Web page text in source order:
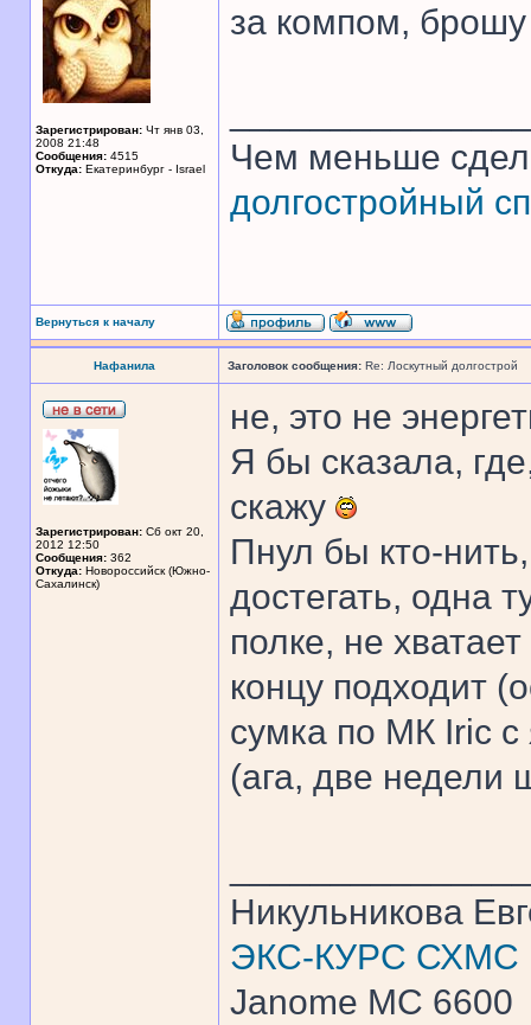
Зарегистрирован: Чт янв 03,
2008 21:48
Сообщения: 4515
Откуда: Екатеринбург - Israel
за компом,
Чем меньше
долгостройный
Вернуться к началу
Нафанила Заголовок сообщения: Re: Лоскутный долгострой
Зарегистрирован: Сб окт 20,
2012 12:50
Сообщения: 362
Откуда: Новороссийск (Южно-
Сахалинск)
не, это не
Я бы сказала,
скажу
Пнул бы кто-
достегать, одна
полке, не
концу подходит
сумка по МК Iric с
(ага, две недели
Никульникова
ЭКС-КУРС СХМС
Janome MC 6600